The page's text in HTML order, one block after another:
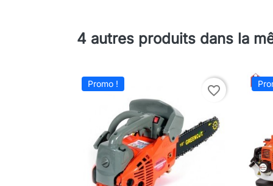
4 autres produits dans la
Promo ! favorite_border